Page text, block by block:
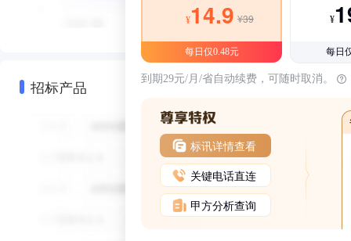
招标产品
¥14.9 ¥39
每日仅0.48元
¥
每日
到期29元/月/省自动续费，可随时取消。
标讯详情查看
关键电话直连
甲方分析查询